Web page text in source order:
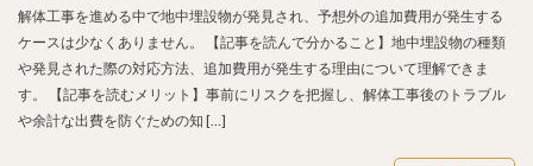
解体工事を進める中で地中埋設物が発見され、予想外の追加費用が発生する
ケースは少なくありません。 【記事を読んで分かること】地中埋設物の種類
や発見された際の対応方法、追加費用が発生する理由について理解できま
す。 【記事を読むメリット】事前にリスクを把握し、解体工事後のトラブル
や余計な出費を防ぐための知 […]